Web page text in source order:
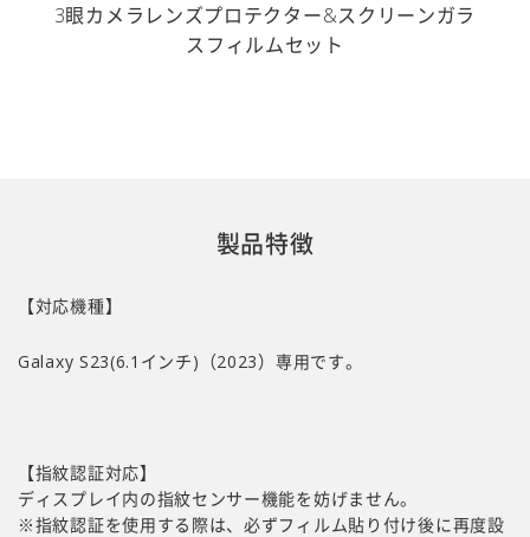
3眼カメラレンズプロテクター&スクリーンガラ
スフィルムセット
製品特徴
【対応機種】
Galaxy S23(6.1インチ)（2023） 専用です。
【指紋認証対応】
ディスプレイ内の指紋センサー機能を妨げません。
※指紋認証を使用する際は、必ずフィルム貼り付け後に再度設